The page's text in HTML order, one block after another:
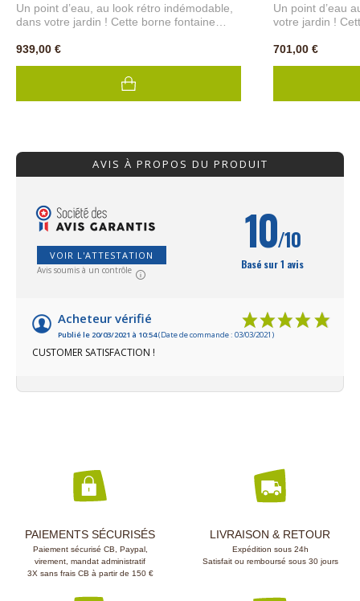
Un point d’eau, au look rétro indémodable,
dans votre jardin ! Cette borne fontaine
marque Dommartin, s’intègre dans votre
l’arrosage. Fournie avec une vasque.
939,00 €
Un point d’eau
votre jardin !
point d'eau très
encore plus lors
701,00 €
AVIS À PROPOS DU PRODUIT
VOIR L'ATTESTATION
Avis soumis à un contrôle
10/10
Basé sur 1 avis
Acheteur vérifié
Publié le 20/03/2021 à 10:54(Date de commande : 03/03/2021)
CUSTOMER SATISFACTION !
PAIEMENTS SÉCURISÉS
Paiement sécurisé CB, Paypal,
virement, mandat administratif
3X sans frais CB à partir de 150 €
LIVRAISON & RETOUR
Expédition sous 24h
Satisfait ou remboursé sous 30 jours